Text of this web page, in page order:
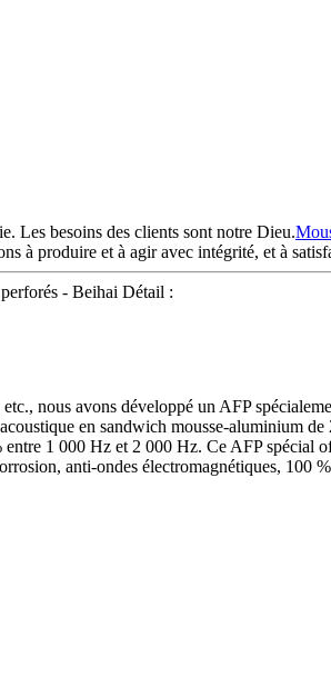
Les besoins des clients sont notre Dieu.
à produire et à agir avec intégrité, et à
- Beihai Détail :
nous avons développé un AFP
en sandwich mousse-aluminium
1 000 Hz et 2 000 Hz. Ce AFP spécial
anti-ondes électromagnétiques, 100